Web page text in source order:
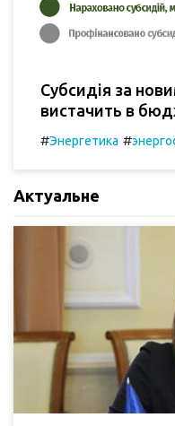
Субсидія за
вистачить в
#Энергетика #
Актуальне